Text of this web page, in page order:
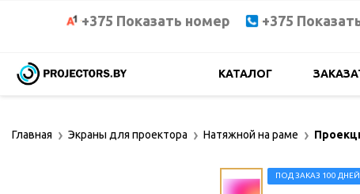
+375 Показать номер +375
КАТАЛОГ
Главная Экраны для проектора Натяжной на раме
ПОД ЗАКАЗ 100 ДНЕЙ